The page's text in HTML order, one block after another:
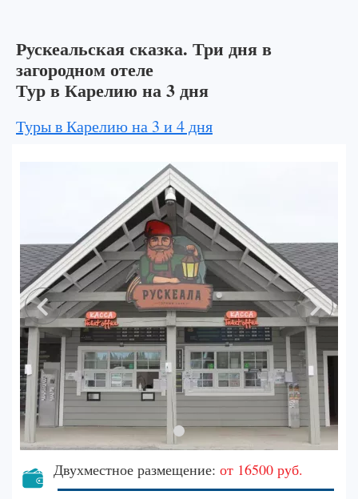
Рускеальская сказка. Три дня в
загородном отеле
Тур в Карелию на 3 дня
Туры в Карелию на 3 и 4 дня
Двухместное размещение: от 16500 руб.